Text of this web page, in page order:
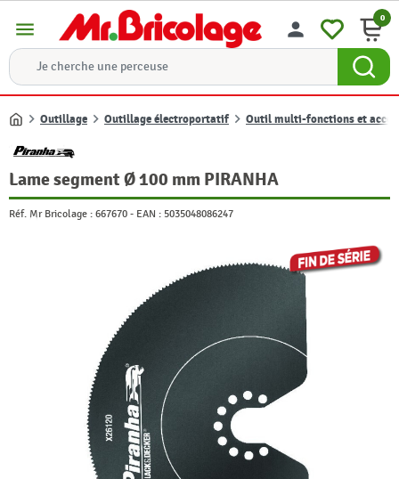
menu person 0
Accueil
Outillage Outillage électroportatif Outil multi-fonctions et
Lame segment Ø 100 mm PIRANHA
Réf. Mr Bricolage : 667670 - EAN : 5035048086247